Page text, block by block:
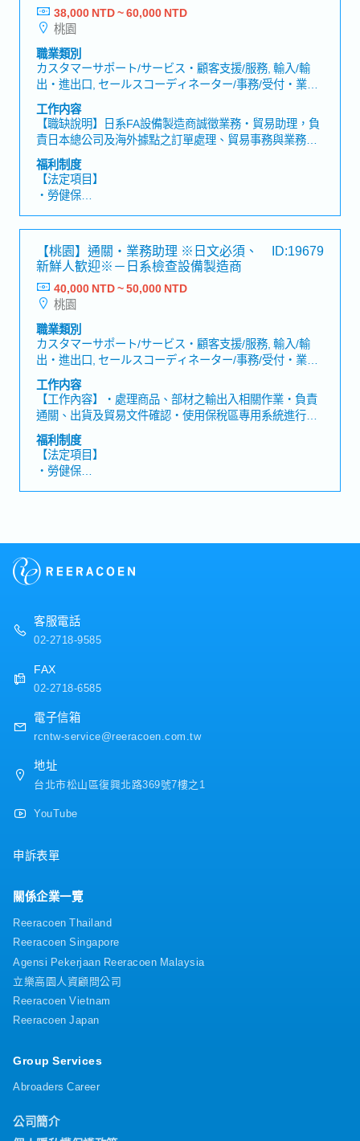
【公司福利】
・三節禮金
・健康檢查
・結婚津貼
・久任津貼
・交通津貼（已包含於基本薪資中）
・獎金平均3個月，依業績而定（1月支付）
・年度人事考核
38,000 NTD ~ 60,000 NTD
桃園
職業類別
カスタマーサポート/サービス・顧客支援/服務, 輸入/輸
出・進出口, セールスコーディネーター/事務/受付・業務/
內勤/窗口
工作内容
【職缺說明】日系FA設備製造商誠徵業務・貿易助理，負
責日本總公司及海外據點之訂單處理、貿易事務與業務支
援，可累積國際商務與跨國溝通經驗。【工作內容】・對
應日本總公司、海外關係企業、既有客戶及新客戶之訂單
處理・透過Email進行訂單確認、交期調整及相關問題對
應・國內外報價單製作與內容確認・客戶報價、帳款追蹤
及相關文件處理・進出口貿易業務及自由貿易港區相關事
務處理・業務訂單建立及銷售系統資料登錄・與內部業務
部門及工程師進行聯繫與協調・定期製作未出貨訂單明細
等報表資料・其他主管交辦事項
福利制度
【法定項目】
・勞健保
・各種休假（特別休假、婚假、喪假、生理假、產檢假、
陪產假、產假、育嬰假）
・退休金
【公司獨有福利】
・每年一次調薪與獎金評核制度
・每兩個月舉辦一次聚餐補助
・全勤獎金
・出差津貼
・年終平均1.5個月（依照公司與個人績效而定）
【桃園】通關・業務助理 ※日文必須、
新鮮人歓迎※－日系檢查設備製造商
ID:19679
40,000 NTD ~ 50,000 NTD
桃園
職業類別
カスタマーサポート/サービス・顧客支援/服務, 輸入/輸
出・進出口, セールスコーディネーター/事務/受付・業務/
內勤/窗口
工作内容
【工作內容】・處理商品、部材之輸出入相關作業・負責
通關、出貨及貿易文件確認・使用保稅區專用系統進行庫
存及入出庫管理・確認Invoice、Packing List、B/L、
AWB、ETA、ETD等資訊・與日本總公司、客戶、代理
商、船公司及供應商聯繫協調・確認英文Email及相關文
件・熟悉後支援業務助理相關工作【魅力】・可活用日
文，累積日系製造商的貿易及通關實務經驗。・新鮮人或
機能材料相關產品
福利制度
【法定項目】
・勞健保
【公司獨有福利】
・每年一次調薪與獎金評核制度
・全勤獎金
・出差津貼
・年終平均1.5個月（依照公司與個人績效而定）
客服電話
02-2718-9585
FAX
02-2718-6585
電子信箱
rcntw-service@reeracoen.com.tw
地址
台北市松山區復興北路369號7樓之1
YouTube
申訴表單
關係企業一覽
Reeracoen Thailand
Reeracoen Singapore
Agensi Pekerjaan Reeracoen Malaysia
立樂高園人資顧問公司
Reeracoen Vietnam
Reeracoen Japan
Group Services
Abroaders Career
公司簡介